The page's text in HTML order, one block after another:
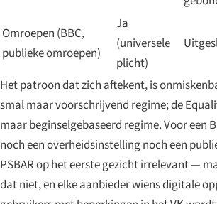
Omroepen (BBC,
publieke omroepen)
Ja
(universele
plicht)
Het patroon dat zich aftekent, is
smal maar voorschrijvend regime; de
maar beginselgebaseerd regime. Voor een
noch een overheidsinstelling noch een
PSBAR op het eerste gezicht irrelevant —
dat niet, en elke aanbieder wiens digitale